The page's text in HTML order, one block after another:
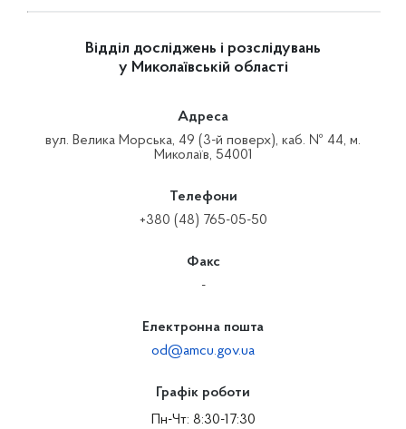
Відділ досліджень і розслідувань
у Миколаївській області
Адреса
вул. Велика Морська, 49 (3-й поверх), каб. № 44, м.
Миколаїв, 54001
Телефони
+380 (48) 765-05-50
Факс
-
Електронна пошта
od@amcu.gov.ua
Графік роботи
Пн-Чт: 8:30-17:30